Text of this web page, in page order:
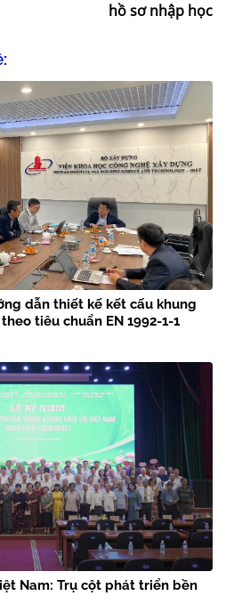
hồ sơ nhập học
dẫn thiết kế kết cấu khung
tiêu chuẩn EN 1992-1-1
Nam: Trụ cột phát triển bền